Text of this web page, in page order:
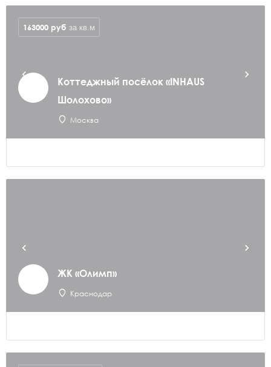
Коттеджный посёлок «INHAUS
Шолохово»
Москва
163000 руб за кв.м
ЖК «Олимп»
Краснодар